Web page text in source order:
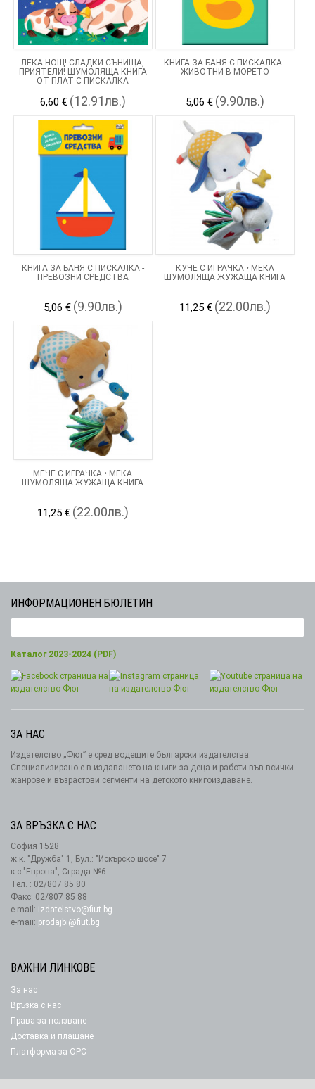
ЛЕКА НОЩ! СЛАДКИ СЪНИЩА,
ПРИЯТЕЛИ! ШУМОЛЯЩА КНИГА
ОТ ПЛАТ С ПИСКАЛКА
6,60 € (12.91лв.)
КНИГА ЗА БАНЯ С ПИСКАЛКА -
ЖИВОТНИ В МОРЕТО
5,06 € (9.90лв.)
КНИГА ЗА БАНЯ С ПИСКАЛКА -
ПРЕВОЗНИ СРЕДСТВА
5,06 € (9.90лв.)
КУЧЕ С ИГРАЧКА • МЕКА
ШУМОЛЯЩА ЖУЖАЩА КНИГА
11,25 € (22.00лв.)
МЕЧЕ С ИГРАЧКА • МЕКА
ШУМОЛЯЩА ЖУЖАЩА КНИГА
11,25 € (22.00лв.)
ИНФОРМАЦИОНЕН БЮЛЕТИН
Каталог 2023-2024 (PDF)
ЗА НАС
Издателство „Фют” е сред водещите български издателства.
Специализирано е в издаването на книги за деца и работи във всички
жанрове и възрастови сегменти на детското книгоиздаване.
ЗА ВРЪЗКА С НАС
София 1528
ж.к. "Дружба" 1, Бул.: "Искърско шосе" 7
к-с "Европа", Сграда №6
Тел. : 02/807 85 80
Факс: 02/807 85 88
e-mail: izdatelstvo@fiut.bg
e-maii: prodajbi@fiut.bg
ВАЖНИ ЛИНКОВЕ
За нас
Връзка с нас
Права за ползване
Доставка и плащане
Платформа за ОРС